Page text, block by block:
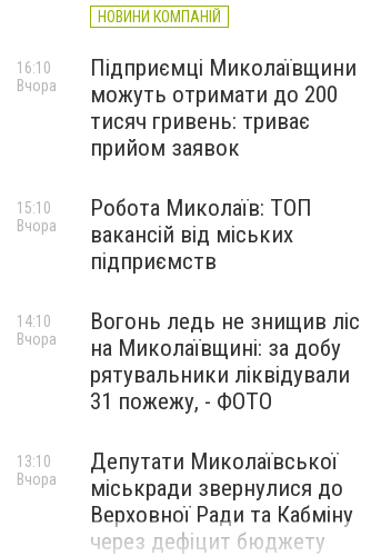
НОВИНИ КОМПАНІЙ
Підприємці Миколаївщини
можуть отримати до 200
тисяч гривень: триває
прийом заявок
16:10
Вчора
Робота Миколаїв: ТОП
вакансій від міських
підприємств
15:10
Вчора
Вогонь ледь не знищив ліс
на Миколаївщині: за добу
рятувальники ліквідували
31 пожежу, - ФОТО
14:10
Вчора
Депутати Миколаївської
міськради звернулися до
Верховної Ради та Кабміну
через дефіцит бюджету
13:10
Вчора